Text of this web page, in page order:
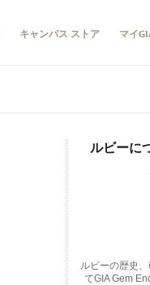
キャンパス ストア マイ
ルビーに
ルビーの歴史
てGIA Gem